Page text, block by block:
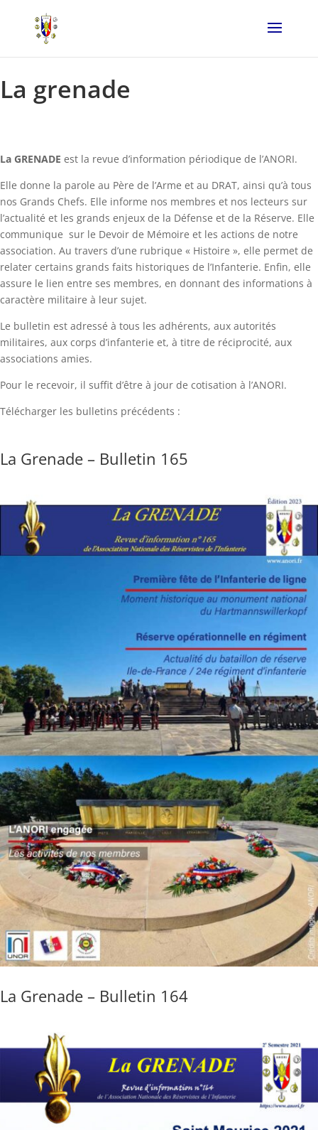
La grenade
La GRENADE est la revue d’information périodique de l’ANORI.
Elle donne la parole au Père de l’Arme et au DRAT, ainsi qu’à tous
nos Grands Chefs. Elle informe nos membres et nos lecteurs sur
l’actualité et les grands enjeux de la Défense et de la Réserve. Elle
communique sur le Devoir de Mémoire et les actions de notre
association. Au travers d’une rubrique « Histoire », elle permet de
relater certains grands faits historiques de l’Infanterie. Enfin, elle
assure le lien entre ses membres, en donnant des informations à
caractère militaire à leur sujet.
Le bulletin est adressé à tous les adhérents, aux autorités
militaires, aux corps d’infanterie et, à titre de réciprocité, aux
associations amies.
Pour le recevoir, il suffit d’être à jour de cotisation à l’ANORI.
Télécharger les bulletins précédents :
La Grenade – Bulletin 165
La Grenade – Bulletin 164